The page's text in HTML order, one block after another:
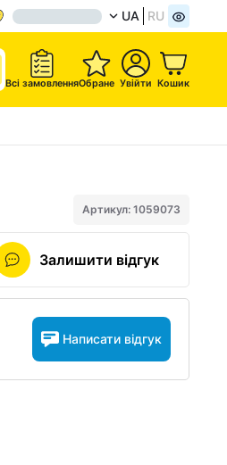
UA RU
Всі замовленняОбране Увійти Кошик
Артикул: 1059073
Залишити відгук
Написати відгук